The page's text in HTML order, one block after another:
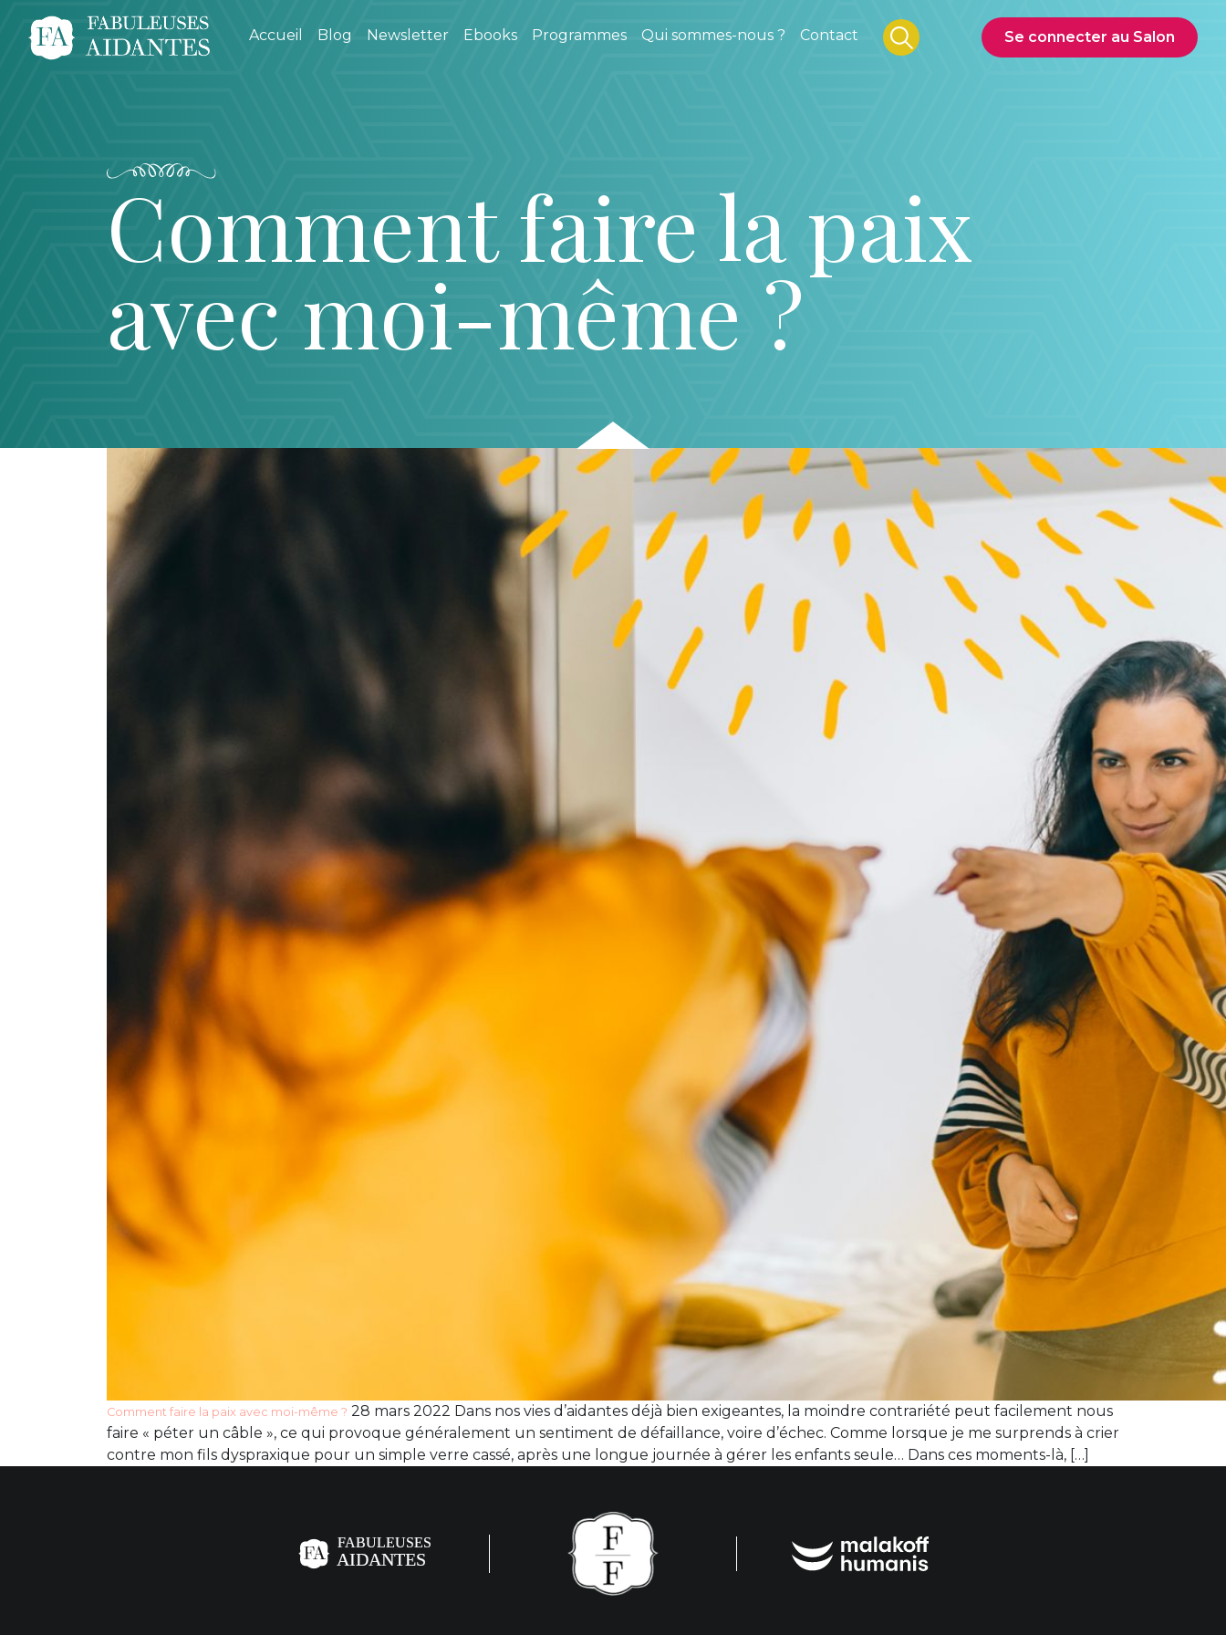
Accueil Blog Newsletter Ebooks Programmes Qui sommes-nous ? Contact Se connecter au Salon
Comment faire la paix
avec moi-même ?
Comment faire la paix avec moi-même ? 28 mars 2022 Dans nos vies d’aidantes déjà bien exigeantes, la moindre contrariété peut facilement nous
faire « péter un câble », ce qui provoque généralement un sentiment de défaillance, voire d’échec. Comme lorsque je me surprends à crier
contre mon fils dyspraxique pour un simple verre cassé, après une longue journée à gérer les enfants seule… Dans ces moments-là, […]